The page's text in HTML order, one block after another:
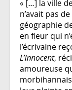
« […] la ville
n’avait pas
géographie
en fleur qui
l’écrivaine
L’innocent,
amoureuse